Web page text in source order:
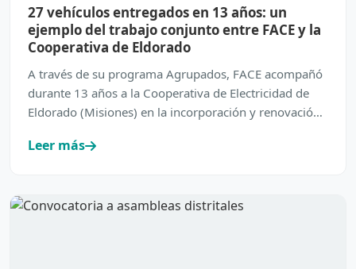
27 vehículos entregados en 13 años: un
ejemplo del trabajo conjunto entre FACE y la
Cooperativa de Eldorado
A través de su programa Agrupados, FACE acompañó
durante 13 años a la Cooperativa de Electricidad de
Eldorado (Misiones) en la incorporación y renovación
Leer más